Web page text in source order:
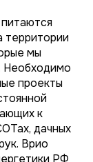
территории
мы
Необходимо
проекты
к
дачных
Врио
РФ